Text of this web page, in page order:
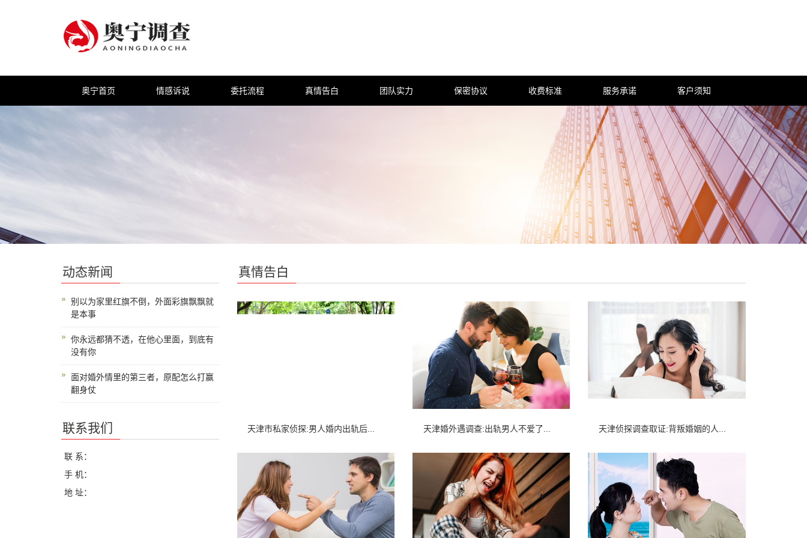
奥宁首页 情感诉说 委托流程 真情告白 团队实力 保密协议 收费标准 服务承诺 客户须知
真情告白
天津市私家侦探:男人婚内出轨后... 天津婚外遇调查:出轨男人不爱了... 天津侦探调查取证:背叛婚姻的人...
动态新闻
别以为家里红旗不倒，外面彩旗飘飘就
是本事
你永远都猜不透，在他心里面，到底有
没有你
面对婚外情里的第三者，原配怎么打赢
翻身仗
联系我们
联 系：
手 机：
地 址：